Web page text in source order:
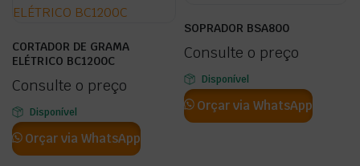
CORTADOR DE GRAMA
ELÉTRICO BC1200C
Consulte o preço
Disponível
Orçar via WhatsApp
SOPRADOR BSA800
Consulte o preço
Disponível
Orçar via WhatsApp